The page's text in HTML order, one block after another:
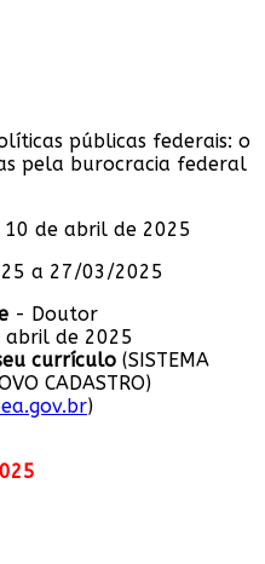
públicas federais: o
pela burocracia federal
de abril de 2025
a 27/03/2025
- Doutor
abril de 2025
currículo (SISTEMA
CADASTRO)
)